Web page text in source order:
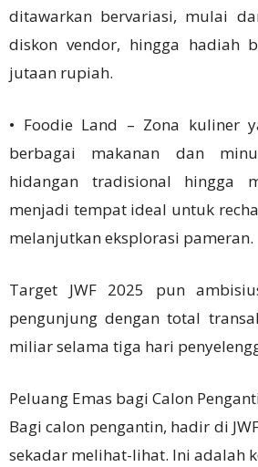
ditawarkan bervariasi, mulai
diskon vendor, hingga hadiah
jutaan rupiah.
• Foodie Land – Zona kuliner
berbagai makanan dan
hidangan tradisional hingga
menjadi tempat ideal untuk
melanjutkan eksplorasi pameran.
Target JWF 2025 pun
pengunjung dengan total
miliar selama tiga hari
Peluang Emas bagi Calon
Bagi calon pengantin, hadir di
sekadar melihat-lihat. Ini adalah